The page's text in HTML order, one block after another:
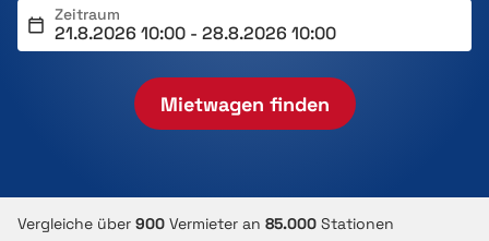
Zeitraum
Mietwagen finden
Vergleiche über 900 Vermieter an 85.000 Stationen